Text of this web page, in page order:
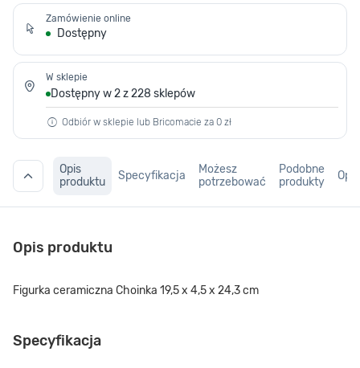
Zamówienie online
Dostępny
W sklepie
Dostępny w 2 z 228 sklepów
Odbiór w sklepie lub Bricomacie za 0 zł
Opis
produktu
Specyfikacja
Możesz
potrzebować
Podobne
produkty
Opis produktu
Figurka ceramiczna Choinka 19,5 x 4,5 x 24,3 cm
Specyfikacja